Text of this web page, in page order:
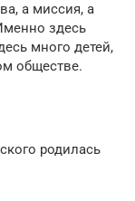
а миссия, а
здесь
много детей,
обществе.
родилась